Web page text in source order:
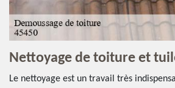
Nettoyage de toiture et
Le nettoyage est un travail très